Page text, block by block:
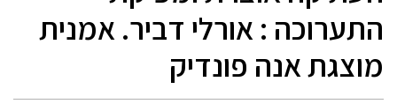
התערוכה : אורלי דביר. אמנית
מוצגת אנה פונדיק